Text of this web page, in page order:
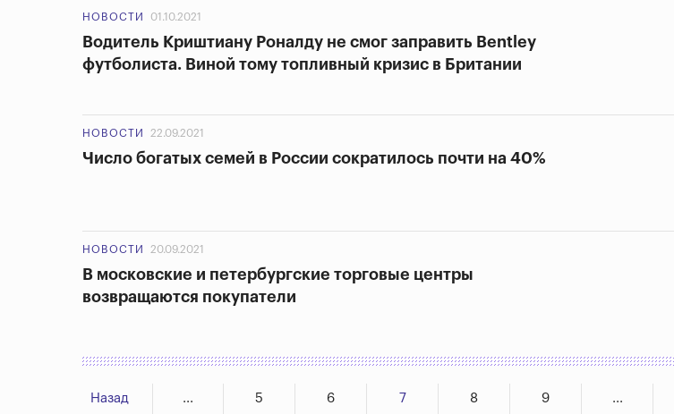
НОВОСТИ 01.10.2021
Водитель Криштиану Роналду не смог заправить Bentley
футболиста. Виной тому топливный кризис в Британии
НОВОСТИ 22.09.2021
Число богатых семей в России сократилось почти на 40%
НОВОСТИ 20.09.2021
В московские и петербургские торговые центры
возвращаются покупатели
Назад ... 5 6 7 8 9 ...